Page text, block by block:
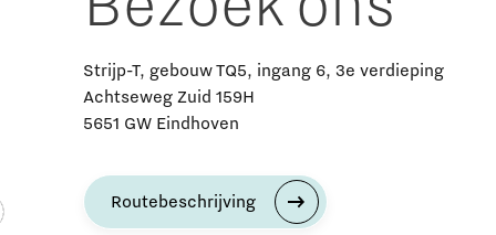
Strijp-T, gebouw TQ5, ingang 6, 3e verdieping
Achtseweg Zuid 159H
5651 GW Eindhoven
Routebeschrijving